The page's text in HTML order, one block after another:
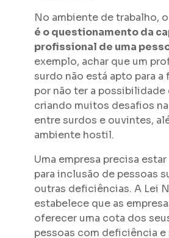
No ambiente de trabalho, o
é o questionamento da
profissional de uma
exemplo, achar que um
surdo não está apto para a
por não ter a possibilidade
criando muitos desafios
entre surdos e ouvintes,
ambiente hostil.
Uma empresa precisa estar
para inclusão de pessoas
outras deficiências. A Lei
estabelece que as
oferecer uma cota dos
pessoas com deficiência e